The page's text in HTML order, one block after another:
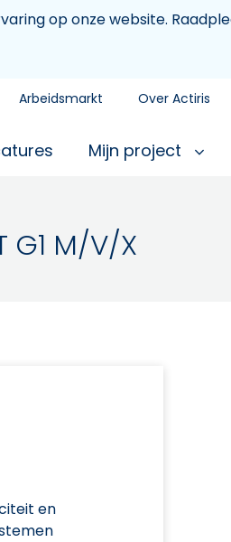
op onze website.
Arbeidsmarkt Over Actiris
Mijn project
G1 M/V/X
en